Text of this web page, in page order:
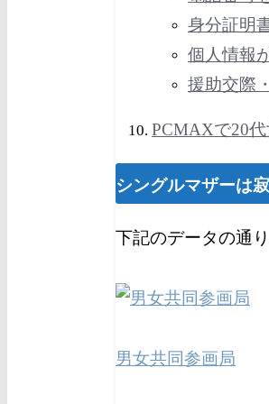
身分証明
個人情報
援助交際
PCMAXで20
シングルマザーは
下記のデータの通
男女共同参画局